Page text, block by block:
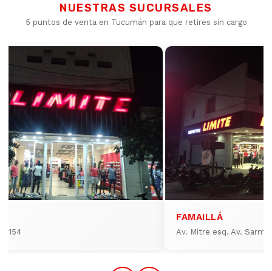
NUESTRAS SUCURSALES
5 puntos de venta en Tucumán para que retires sin cargo
154
FAMAILLÁ
Av. Mitre esq. Av.